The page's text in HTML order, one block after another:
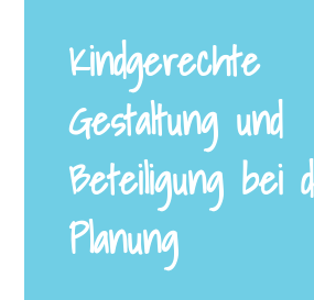
Kindgerechte
Gestaltung und
Beteiligung bei
Planung